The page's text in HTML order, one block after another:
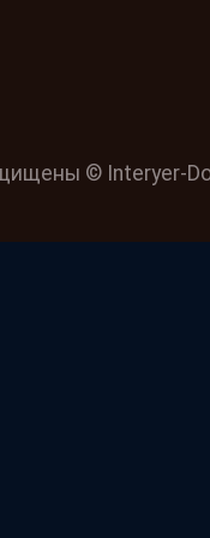
© Interyer-